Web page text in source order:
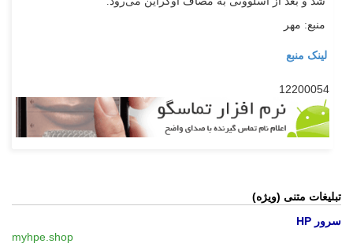
منبع: مهر
لینک منبع
12200054
تبلیغات متنی (ویژه)
سرور HP
myhpe.shop